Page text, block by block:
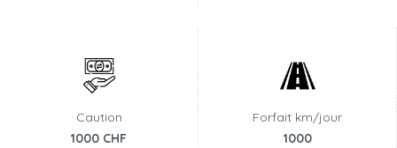
Caution
1000 CHF
Forfait km/jour
1000